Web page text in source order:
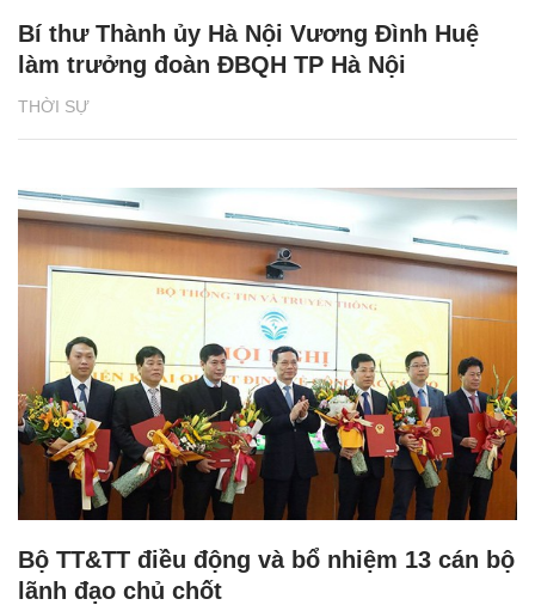
THỜI SỰ
Bí thư Thành ủy Hà Nội Vương Đình Huệ
làm trưởng đoàn ĐBQH TP Hà Nội
Bộ TT&TT điều động và bổ nhiệm 13 cán bộ
lãnh đạo chủ chốt